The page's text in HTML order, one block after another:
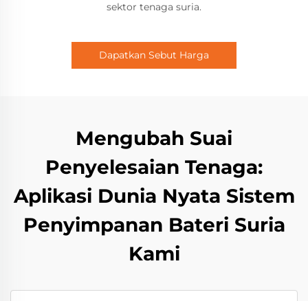
sektor tenaga suria.
Dapatkan Sebut Harga
Mengubah Suai
Penyelesaian Tenaga:
Aplikasi Dunia Nyata Sistem
Penyimpanan Bateri Suria
Kami